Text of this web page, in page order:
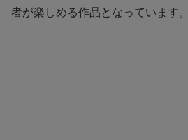
者が楽しめる作品となっています。